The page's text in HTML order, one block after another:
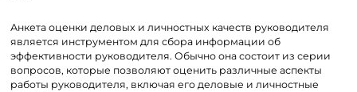
Анкета оценки деловых и личностных качеств руководителя
является инструментом для сбора информации об
эффективности руководителя. Обычно она состоит из серии
вопросов, которые позволяют оценить различные аспекты
работы руководителя, включая его деловые и личностные